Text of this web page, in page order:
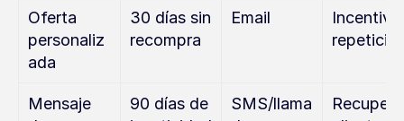
Oferta
personaliz
ada
30 días sin
recompra
Email
Mensaje
90 días de
SMS/llama